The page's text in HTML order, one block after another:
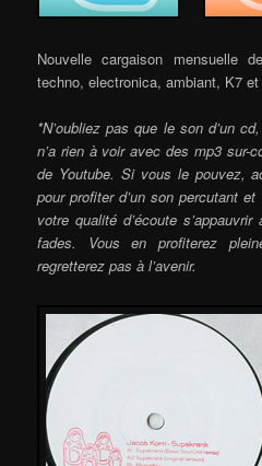
Nouvelle cargaison mensuelle
techno, electronica, ambiant, K7 et
*N’oubliez pas que le son d’un
n’a rien à voir avec des mp3 sur-
de Youtube. Si vous le pouvez,
pour profiter d’un son percutant
votre qualité d’écoute
fades. Vous en profiterez
regretterez pas à l’avenir.